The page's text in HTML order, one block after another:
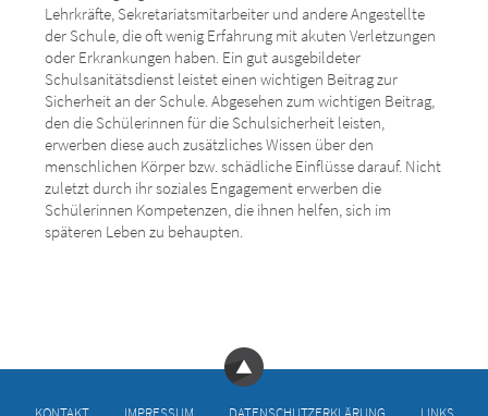
Lehrkräfte, Sekretariatsmitarbeiter und andere Angestellte
der Schule, die oft wenig Erfahrung mit akuten Verletzungen
oder Erkrankungen haben. Ein gut ausgebildeter
Schulsanitätsdienst leistet einen wichtigen Beitrag zur
Sicherheit an der Schule. Abgesehen zum wichtigen Beitrag,
den die Schülerinnen für die Schulsicherheit leisten,
erwerben diese auch zusätzliches Wissen über den
menschlichen Körper bzw. schädliche Einflüsse darauf. Nicht
zuletzt durch ihr soziales Engagement erwerben die
Schülerinnen Kompetenzen, die ihnen helfen, sich im
späteren Leben zu behaupten.